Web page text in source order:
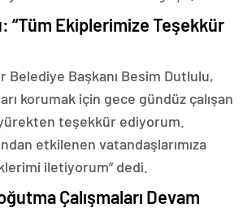
“Tüm Ekiplerimize Teşekkür
Belediye Başkanı Besim Dutlulu,
korumak için gece gündüz çalışan
teşekkür ediyorum.
etkilenen vatandaşlarımıza
iletiyorum” dedi.
Çalışmaları Devam